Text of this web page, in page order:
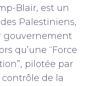
Blair, est un
Palestiniens,
gouvernement
qu’une “Force
pilotée par
de la